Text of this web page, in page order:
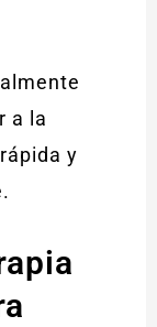
a la
y